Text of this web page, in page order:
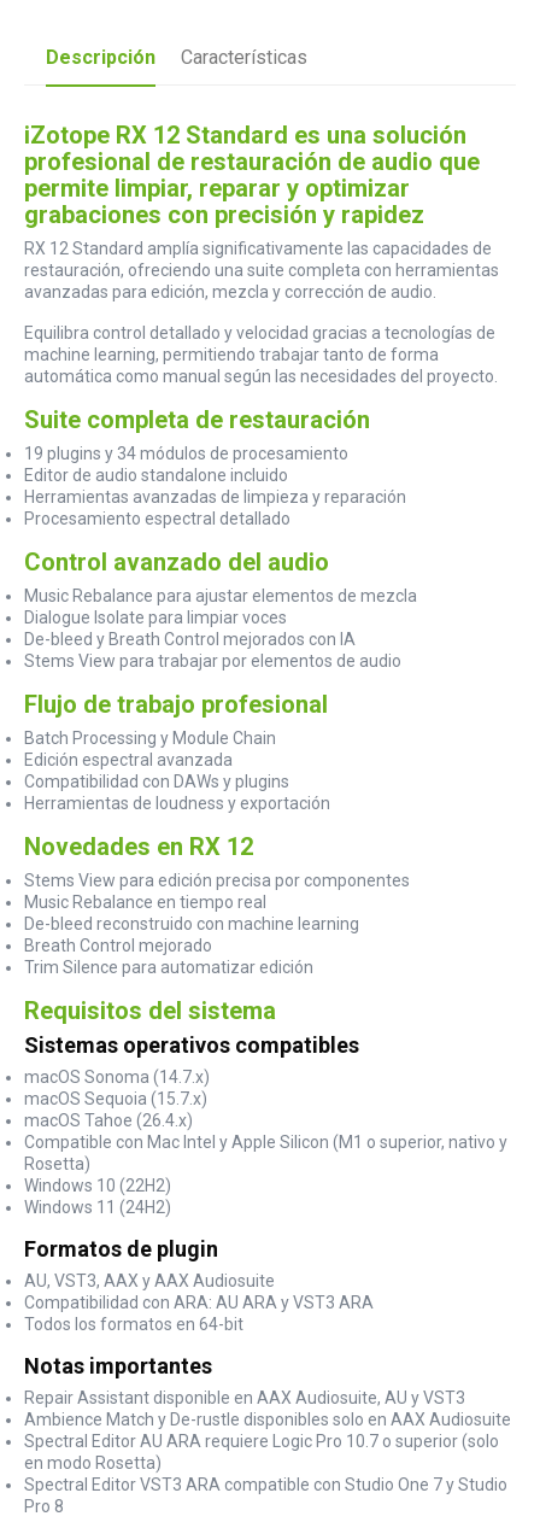
Descripción Características
iZotope RX 12 Standard es una solución
profesional de restauración de audio que
permite limpiar, reparar y optimizar
grabaciones con precisión y rapidez
RX 12 Standard amplía significativamente las capacidades de
restauración, ofreciendo una suite completa con herramientas
avanzadas para edición, mezcla y corrección de audio.
Equilibra control detallado y velocidad gracias a tecnologías de
machine learning, permitiendo trabajar tanto de forma
automática como manual según las necesidades del proyecto.
Suite completa de restauración
19 plugins y 34 módulos de procesamiento
Editor de audio standalone incluido
Herramientas avanzadas de limpieza y reparación
Procesamiento espectral detallado
Control avanzado del audio
Music Rebalance para ajustar elementos de mezcla
Dialogue Isolate para limpiar voces
De-bleed y Breath Control mejorados con IA
Stems View para trabajar por elementos de audio
Flujo de trabajo profesional
Batch Processing y Module Chain
Edición espectral avanzada
Compatibilidad con DAWs y plugins
Herramientas de loudness y exportación
Novedades en RX 12
Stems View para edición precisa por componentes
Music Rebalance en tiempo real
De-bleed reconstruido con machine learning
Breath Control mejorado
Trim Silence para automatizar edición
Requisitos del sistema
Sistemas operativos compatibles
macOS Sonoma (14.7.x)
macOS Sequoia (15.7.x)
macOS Tahoe (26.4.x)
Compatible con Mac Intel y Apple Silicon (M1 o superior, nativo y
Rosetta)
Windows 10 (22H2)
Windows 11 (24H2)
Formatos de plugin
AU, VST3, AAX y AAX Audiosuite
Compatibilidad con ARA: AU ARA y VST3 ARA
Todos los formatos en 64-bit
Notas importantes
Repair Assistant disponible en AAX Audiosuite, AU y VST3
Ambience Match y De-rustle disponibles solo en AAX Audiosuite
Spectral Editor AU ARA requiere Logic Pro 10.7 o superior (solo
en modo Rosetta)
Spectral Editor VST3 ARA compatible con Studio One 7 y Studio
Pro 8